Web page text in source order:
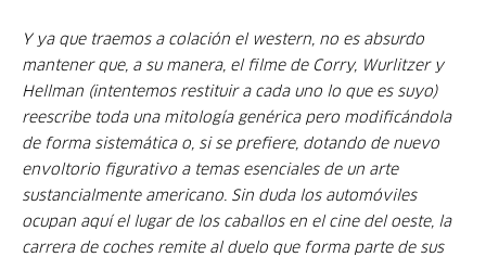
Y ya que traemos a colación el western, no es absurdo
mantener que, a su manera, el filme de Corry, Wurlitzer y
Hellman (intentemos restituir a cada uno lo que es suyo)
reescribe toda una mitología genérica pero modificándola
de forma sistemática o, si se prefiere, dotando de nuevo
envoltorio figurativo a temas esenciales de un arte
sustancialmente americano. Sin duda los automóviles
ocupan aquí el lugar de los caballos en el cine del oeste, la
carrera de coches remite al duelo que forma parte de sus